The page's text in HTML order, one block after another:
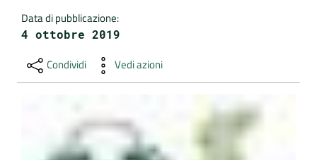
Data di pubblicazione:
4 ottobre 2019
Condividi Vedi azioni